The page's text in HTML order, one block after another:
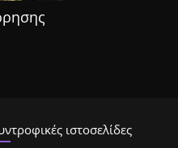
ιστοσελίδες